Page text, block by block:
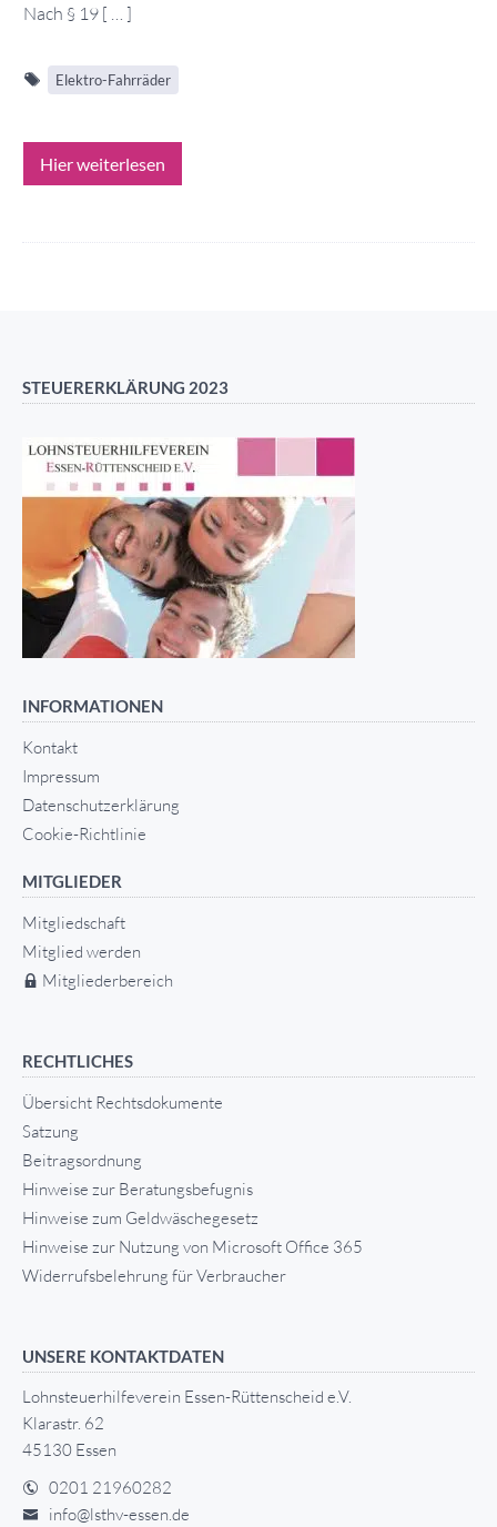
Nach § 19 [ … ]
Elektro-Fahrräder
Hier weiterlesen
STEUERERKLÄRUNG 2023
INFORMATIONEN
Kontakt
Impressum
Datenschutzerklärung
Cookie-Richtlinie
MITGLIEDER
Mitgliedschaft
Mitglied werden
Mitgliederbereich
RECHTLICHES
Übersicht Rechtsdokumente
Satzung
Beitragsordnung
Hinweise zur Beratungsbefugnis
Hinweise zum Geldwäschegesetz
Hinweise zur Nutzung von Microsoft Office 365
Widerrufsbelehrung für Verbraucher
UNSERE KONTAKTDATEN
Lohnsteuerhilfeverein Essen-Rüttenscheid e.V.
Klarastr. 62
45130 Essen
0201 21960282
info@lsthv-essen.de